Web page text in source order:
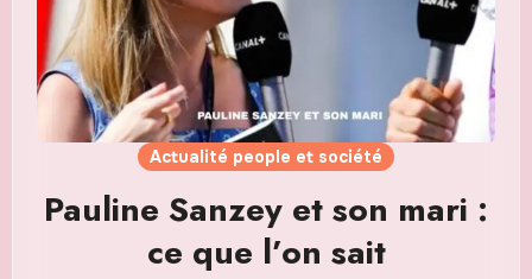
Actualité people et société
Pauline Sanzey et son mari :
ce que l’on sait